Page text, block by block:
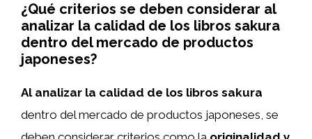
¿Qué criterios se deben considerar al
analizar la calidad de los libros sakura
dentro del mercado de productos
japoneses?
Al analizar la calidad de los libros sakura
dentro del mercado de productos japoneses, se